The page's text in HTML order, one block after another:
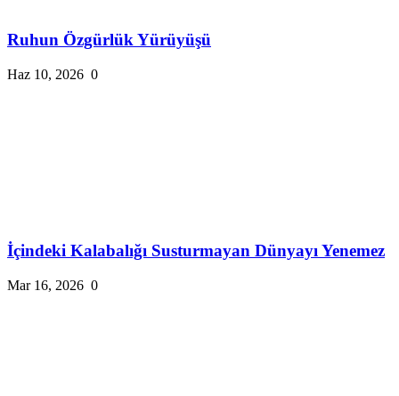
Ruhun Özgürlük Yürüyüşü
Haz 10, 2026 0
İçindeki Kalabalığı Susturmayan Dünyayı Yenemez
Mar 16, 2026 0